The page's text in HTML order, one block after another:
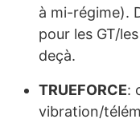
à mi-régime).
pour les GT/
deçà.
TRUEFORCE:
vibration/